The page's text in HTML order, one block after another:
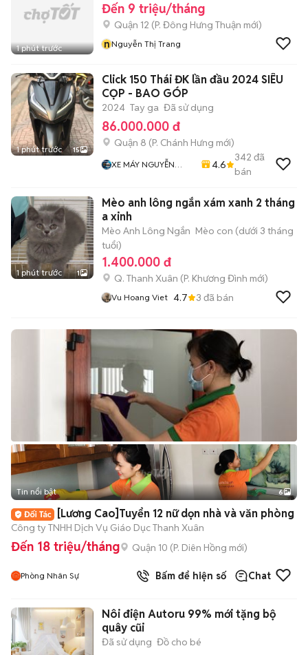
1 phút trước
Đến 9 triệu/tháng
Quận 12 (P. Đông Hưng Thuận mới)
nNguyễn Thị Trang
1 phút trước 15
Click 150 Thái ĐK lần đầu 2024 SIÊU
CỌP - BAO GÓP
2024 Tay ga Đã sử dụng
86.000.000 đ
Quận 8 (P. Chánh Hưng mới)
XE MÁY NGUYỄN
4.6
342 đã
bán
1 phút trước 1
Mèo anh lông ngắn xám xanh 2 tháng
a xinh
Mèo Anh Lông Ngắn Mèo con (dưới 3 tháng
tuổi)
1.400.000 đ
Q. Thanh Xuân (P. Khương Đình mới)
Vu Hoang Viet 4.7 3 đã bán
+2
Tin nổi bật 6
[Lương Cao]Tuyển 12 nữ dọn nhà và văn phòng
Công ty TNHH Dịch Vụ Giáo Dục Thanh Xuân
Đến 18 triệu/tháng Quận 10 (P. Diên Hồng mới)
Phòng Nhân Sự Bấm để hiện số Chat
Nôi điện Autoru 99% mới tặng bộ
quây cũi
Đã sử dụng Đồ cho bé